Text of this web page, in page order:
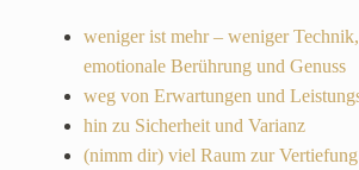
weniger ist mehr – weniger
emotionale Berührung und Genuss
weg von Erwartungen und
hin zu Sicherheit und Varianz
(nimm dir) viel Raum zur